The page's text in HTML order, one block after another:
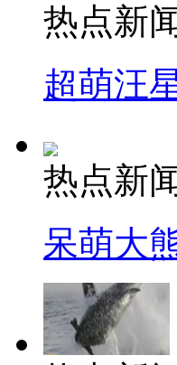
热点新
超萌汪
热点新
呆萌大